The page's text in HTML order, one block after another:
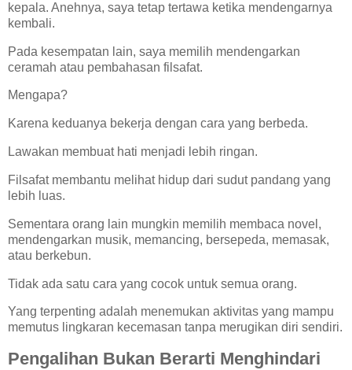
kepala. Anehnya, saya tetap tertawa ketika mendengarnya
kembali.
Pada kesempatan lain, saya memilih mendengarkan
ceramah atau pembahasan filsafat.
Mengapa?
Karena keduanya bekerja dengan cara yang berbeda.
Lawakan membuat hati menjadi lebih ringan.
Filsafat membantu melihat hidup dari sudut pandang yang
lebih luas.
Sementara orang lain mungkin memilih membaca novel,
mendengarkan musik, memancing, bersepeda, memasak,
atau berkebun.
Tidak ada satu cara yang cocok untuk semua orang.
Yang terpenting adalah menemukan aktivitas yang mampu
memutus lingkaran kecemasan tanpa merugikan diri sendiri.
Pengalihan Bukan Berarti Menghindari